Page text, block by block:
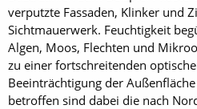
verputzte Fassaden, Klinker und
Sichtmauerwerk. Feuchtigkeit
Algen, Moos, Flechten und
zu einer fortschreitenden
Beeinträchtigung der
betroffen sind dabei die nach